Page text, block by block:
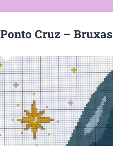
Ponto Cruz – Bruxas